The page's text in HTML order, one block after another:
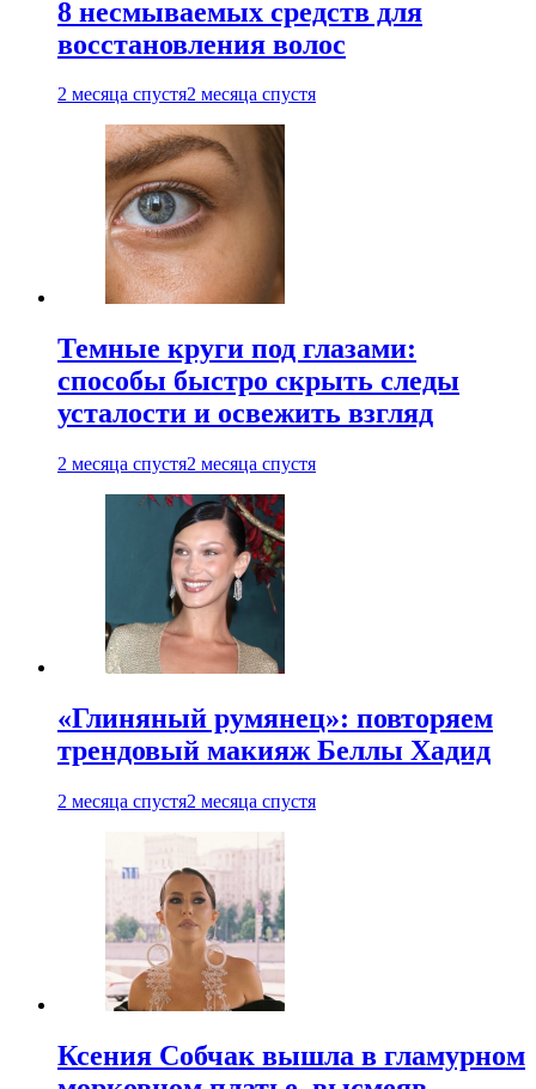
8 несмываемых средств для
восстановления волос
2 месяца спустя2 месяца спустя
Темные круги под глазами:
способы быстро скрыть следы
усталости и освежить взгляд
2 месяца спустя2 месяца спустя
«Глиняный румянец»: повторяем
трендовый макияж Беллы Хадид
2 месяца спустя2 месяца спустя
Ксения Собчак вышла в гламурном